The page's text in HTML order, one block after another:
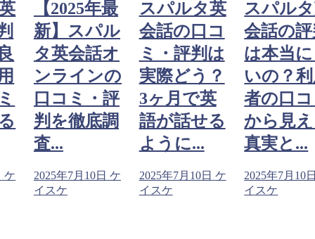
ケ
スパルタ英
会話の口コ
ミ・評判は
実際どう？
3ヶ月で英
語が話せる
ように...
2025年7月10日
ケ
イスケ
スパルタ英
会話の評判
は本当に良
いの？利用
者の口コミ
から見える
真実と...
2025年7月10日 ケ
イスケ
【2025
新】ス
タ英会
ンライ
口コミ
判を徹
査...
2025年7月10
イスケ